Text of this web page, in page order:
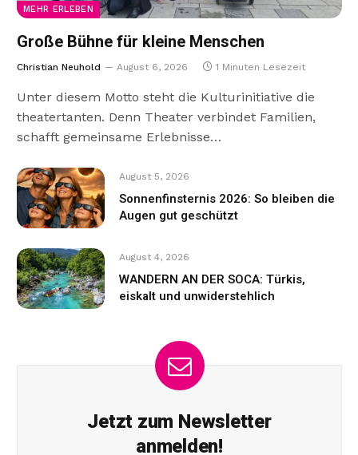
MEHR ERLEBEN
Große Bühne für kleine Menschen
Christian Neuhold August 6, 2026 1 Minuten Lesezeit
Unter diesem Motto steht die Kulturinitiative die
theatertanten. Denn Theater verbindet Familien,
schafft gemeinsame Erlebnisse…
August 5, 2026
Sonnenfinsternis 2026: So bleiben die
Augen gut geschützt
August 4, 2026
WANDERN AN DER SOCA: Türkis,
eiskalt und unwiderstehlich
Jetzt zum Newsletter
anmelden!